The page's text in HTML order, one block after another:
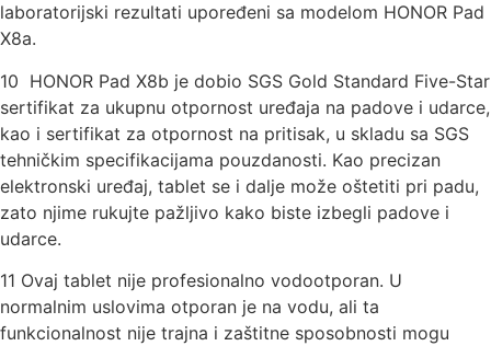
laboratorijski rezultati upoređeni sa modelom HONOR Pad
X8a.
10 HONOR Pad X8b je dobio SGS Gold Standard Five-Star
sertifikat za ukupnu otpornost uređaja na padove i udarce,
kao i sertifikat za otpornost na pritisak, u skladu sa SGS
tehničkim specifikacijama pouzdanosti. Kao precizan
elektronski uređaj, tablet se i dalje može oštetiti pri padu,
zato njime rukujte pažljivo kako biste izbegli padove i
udarce.
11 Ovaj tablet nije profesionalno vodootporan. U
normalnim uslovima otporan je na vodu, ali ta
funkcionalnost nije trajna i zaštitne sposobnosti mogu